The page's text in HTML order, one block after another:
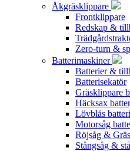
Åkgräsklippare
Frontklippare
Redskap &
Zero-turn &
Batterimaskiner
Batterier &
Batterisekatör
Gräsklippare
Häcksax
Lövblås
Motorsåg
Röjsåg &
Stångsåg &